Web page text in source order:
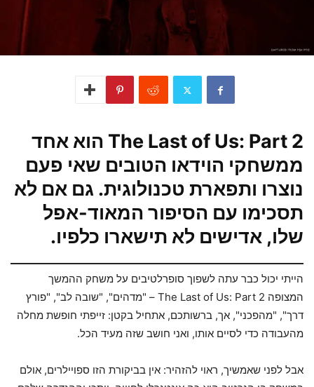
The Last of Us: Part 2 הוא אחד
ממשחקי הוידאו הטובים שאי פעם
נוצרו ותפארת טכנולוגית. גם אם לא
תסכימו עם הסיפור המאוד-אפל
שלו, אדישים לא תישארו כלפיו.
הייתי יכול כבר עתה לשפוך סופרלטיבים על משחק ההמשך
המצופה The Last of Us: Part 2 – "מדהים", "שובה לב", "פורץ
דרך", "מהפכני", אך, ברשותכם, אתחיל בקטן: זייפתי חופשת מחלה
מהעבודה כדי לסיים אותו, ואני חושב שזה מעיד הכל.
אבל לפני שאמשיך, ראוי להזהיר: אין בביקורת הזו ספויילרים, אולם